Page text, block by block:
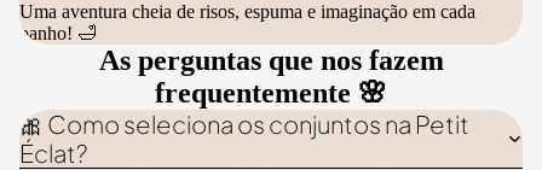
Uma aventura cheia de risos, espuma e imaginação em cada
banho! 🛁
As perguntas que nos fazem
frequentemente 🌸
🎀 Como seleciona os conjuntos na Petit
Éclat?